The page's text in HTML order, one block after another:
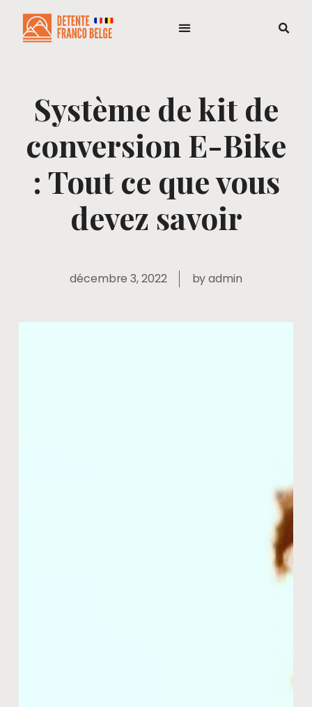
Système de kit de
conversion E-Bike
: Tout ce que vous
devez savoir
décembre 3, 2022 byadmin